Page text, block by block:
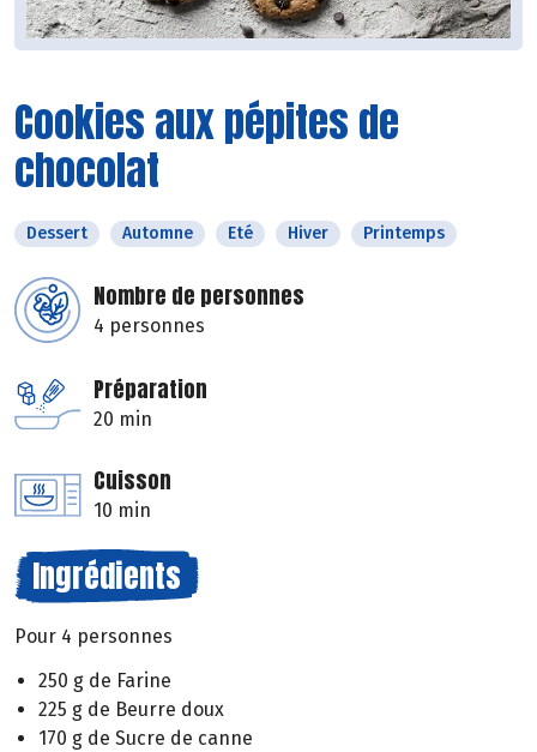
Cookies aux pépites de
chocolat
Dessert Automne Eté Hiver Printemps
Nombre de personnes
4 personnes
Préparation
20 min
Cuisson
10 min
Ingrédients
Pour 4 personnes
250 g de Farine
225 g de Beurre doux
170 g de Sucre de canne